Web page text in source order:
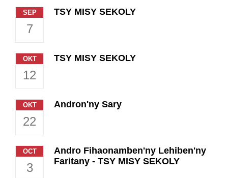
SEP
7
TSY MISY SEKOLY
OKT
12
TSY MISY SEKOLY
OKT
22
Andron'ny Sary
OCT
3
Andro Fihaonamben'ny Lehiben'ny
Faritany - TSY MISY SEKOLY